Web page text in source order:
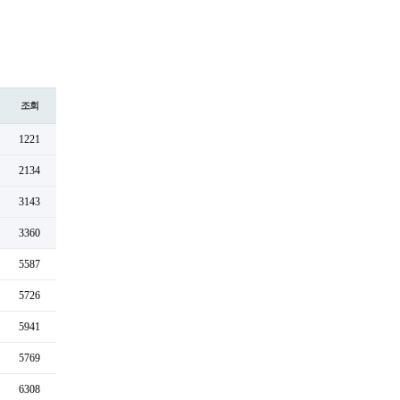
조회
1221
2134
3143
3360
5587
5726
5941
5769
6308